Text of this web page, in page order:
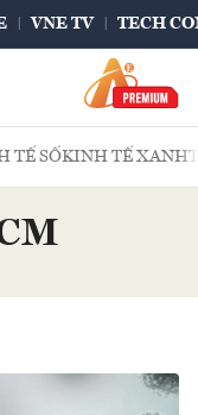
VNE TV TECH
TẾ SỐKINH TẾ XANH